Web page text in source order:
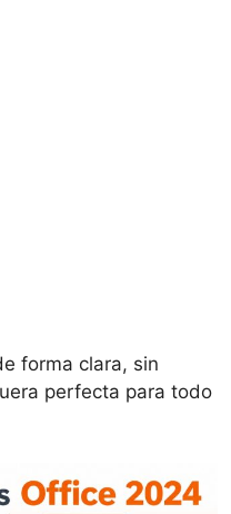
forma clara, sin
perfecta para todo